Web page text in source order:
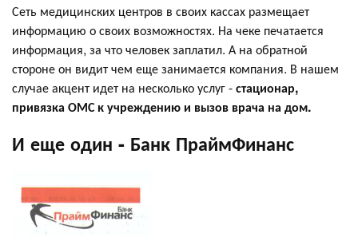
Сеть медицинских центров в своих кассах размещает
информацию о своих возможностях. На чеке печатается
информация, за что человек заплатил. А на обратной
стороне он видит чем еще занимается компания. В нашем
случае акцент идет на несколько услуг -стационар,
привязка ОМС к учреждению и вызов врача на дом.
И еще один - Банк ПраймФинанс